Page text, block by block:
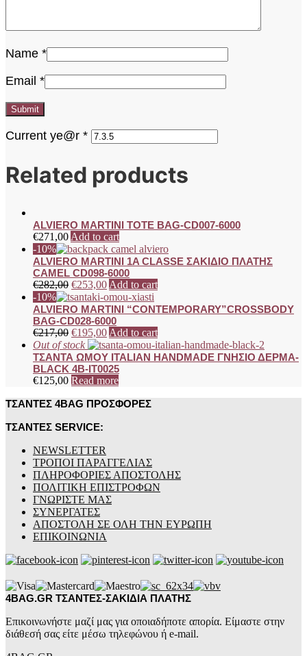
Name *
Email *
Current ye@r *
Related products
ALVIERO MARTINI TOTE BAG-CD007-6000
€271,00 Add to cart
-10%
ALVIERO MARTINI 1A CLASSE ΣΑΚΙΔΙΟ ΠΛΑΤΗΣ
CAMEL CD098-6000
€282,00 €253,00 Add to cart
-10%
ALVIERO MARTINI “CONTEMPORARY”CROSSBODY
BAG-CD028-6000
€217,00 €195,00 Add to cart
Out of stock
ΤΣΑΝΤΑ ΩΜΟΥ ITALIAN HANDMADE ΓΝΗΣΙΟ ΔΕΡΜΑ-
BLACK 4B-IT0025
€125,00 Read more
ΤΣΑΝΤΕΣ 4BAG ΠΡΟΣΦΟΡΕΣ
ΤΣΑΝΤΕΣ SERVICE:
NEWSLETTER
ΤΡΟΠΟΙ ΠΑΡΑΓΓΕΛΙΑΣ
ΠΛΗΡΟΦΟΡΙΕΣ ΑΠΟΣΤΟΛΗΣ
ΠΟΛΙΤΙΚΗ ΕΠΙΣΤΡΟΦΩΝ
ΓΝΩΡΙΣΤΕ ΜΑΣ
ΣΥΝΕΡΓΑΤΕΣ
ΑΠΟΣΤΟΛΗ ΣΕ ΟΛΗ ΤΗΝ ΕΥΡΩΠΗ
ΕΠΙΚΟΙΝΩΝΙΑ
4BAG.GR ΤΣΑΝΤΕΣ-ΣΑΚΙΔΙΑ ΠΛΑΤΗΣ
Επικοινωνήστε μαζί μας για οποιαδήποτε απορία. Είμαστε στην
διάθεσή σας είτε μέσω τηλεφώνου ή e-mail.